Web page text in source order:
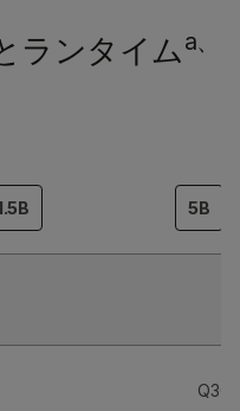
ランタイム a、
5B
Q30